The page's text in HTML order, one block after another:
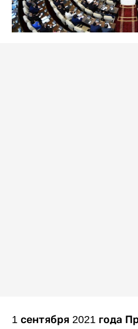
1 сентября 2021 года